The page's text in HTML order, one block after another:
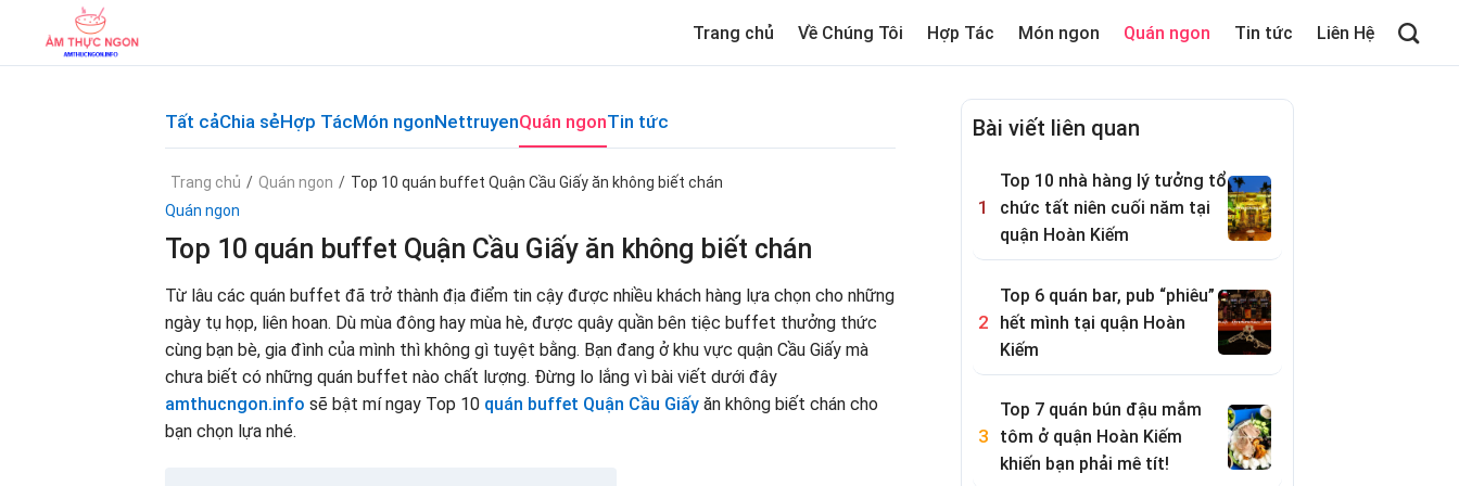
content
Trang chủ Về Chúng Tôi Hợp Tác Món ngon Quán ngon Tin tức Liên Hệ
Tất cảChia sẻHợp TácMón ngonNettruyenQuán ngonTin tức
Trang chủ / Quán ngon / Top 10 quán buffet Quận Cầu Giấy ăn không biết chán
Quán ngon
Top 10 quán buffet Quận Cầu Giấy ăn không biết chán
Từ lâu các quán buffet đã trở thành địa điểm tin cậy được nhiều khách hàng lựa chọn cho những
ngày tụ họp, liên hoan. Dù mùa đông hay mùa hè, được quây quần bên tiệc buffet thưởng thức
cùng bạn bè, gia đình của mình thì không gì tuyệt bằng. Bạn đang ở khu vực quận Cầu Giấy mà
chưa biết có những quán buffet nào chất lượng. Đừng lo lắng vì bài viết dưới đây
amthucngon.info sẽ bật mí ngay Top 10 quán buffet Quận Cầu Giấy ăn không biết chán cho
bạn chọn lựa nhé.
Bài viết liên quan
Top 10 nhà hàng lý tưởng tổ
chức tất niên cuối năm tại
quận Hoàn Kiếm
Top 6 quán bar, pub “phiêu”
hết mình tại quận Hoàn
Kiếm
Top 7 quán bún đậu mắm
tôm ở quận Hoàn Kiếm
khiến bạn phải mê tít!